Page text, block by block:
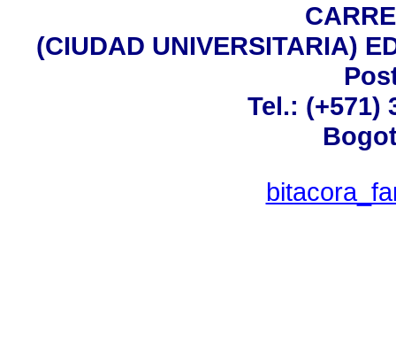
(CIUDAD UNIVERSITARIA)
Tel.: (+571)